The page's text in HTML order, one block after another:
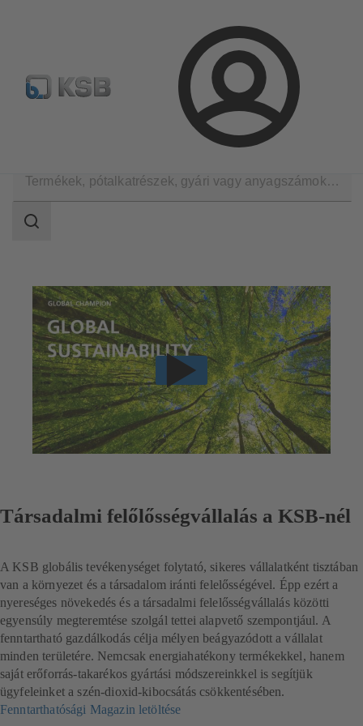
Bejelentkezés
Hírlevél Termékkonfiguráció Termékek keresése
Társadalmi felősségvállalás
tartomány
Keresési
Társadalmi felőlősségvállalás a KSB-nél
A KSB globális tevékenységet folytató, sikeres vállalatként tisztában
van a környezet és a társadalom iránti felelősségével. Épp ezért a
nyereséges növekedés és a társadalmi felelősségvállalás közötti
egyensúly megteremtése szolgál tettei alapvető szempontjául. A
fenntartható gazdálkodás célja mélyen beágyazódott a vállalat
minden területére. Nemcsak energiahatékony termékekkel, hanem
saját erőforrás-takarékos gyártási módszereinkkel is segítjük
ügyfeleinket a szén-dioxid-kibocsátás csökkentésében.
Fenntarthatósági Magazin letöltése